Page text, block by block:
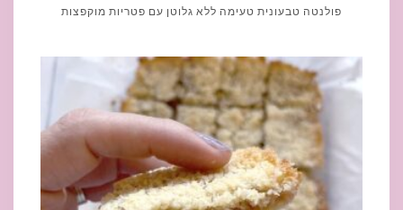
פולנטה טבעונית טעימה ללא גלוטן עם פטריות מוקפצות